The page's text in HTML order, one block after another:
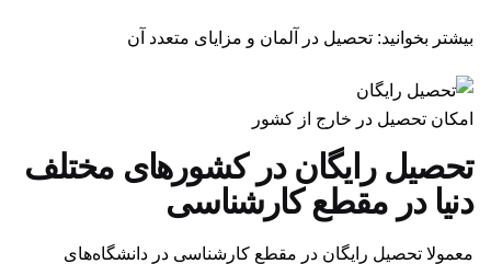
بیشتر بخوانید: تحصیل در آلمان و مزایای متعدد آن
امکان تحصیل در خارج از کشور
تحصیل رایگان در کشورهای مختلف
دنیا در مقطع کارشناسی
معمولا تحصیل رایگان در مقطع کارشناسی در دانشگاه‌های